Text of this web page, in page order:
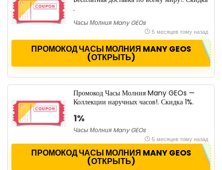
.
Часы Молния Many GEOs
5 месяцев тому назад
ПРОМОКОД ЧАСЫ МОЛНИЯ MANY GEOS
(ОТКРЫТЬ)
Промокод Часы Молния Many GEOs —
Коллекции наручных часов!. Скидка 1%.
1%
Часы Молния Many GEOs
5 месяцев тому назад
ПРОМОКОД ЧАСЫ МОЛНИЯ MANY GEOS
(ОТКРЫТЬ)